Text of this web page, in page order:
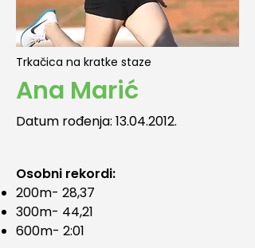
Trkačica na kratke staze
Ana Marić
Datum rođenja: 13.04.2012.
Osobni rekordi:
200m- 28,37
300m- 44,21
600m- 2:01